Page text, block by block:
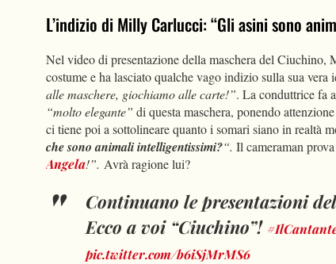
L’indizio di Milly Carlucci: “Gli asini sono
Nel video di presentazione della maschera del
costume e ha lasciato qualche vago indizio sulla sua vera
alle maschere, giochiamo alle carte!”. La conduttrice fa
“molto elegante” di questa maschera, ponendo
ci tiene poi a sottolineare quanto i somari siano in realtà
che sono animali intelligentissimi?“. Il cameraman
Angela!”. Avrà ragione lui?
Continuano le presentazioni
Ecco a voi “Ciuchino”!
pic.twitter.com/b6iSjMrMS6